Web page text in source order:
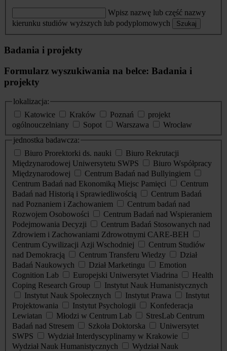
Wpisz nazwę lub część nazwy
kierunku studiów wyższych lub podyplomowych
Szukaj
Badania i projekty
Formularz wyszukiwania na belce: Badania i
projekty
lokalizacja:
Katowice
Kraków Poznań
projekt
ogólnouczelniany
Sopot Warszawa
Wrocław
jednostka badawcza:
Biuro Prorektorki ds. nauki
Biuro Rekrutacji
Międzynarodowej Uniwersytetu SWPS
Biuro Współpracy
Międzynarodowej
Centrum Badań nad Bullyingiem
Centrum Badań nad Ekonomiką Miejsc Pamięci
Centrum
Badań nad Historią i Sprawiedliwością
Centrum Badań
nad Poznaniem i Zachowaniem
Centrum badań nad
Rozwojem Osobowości
Centrum Badań nad Wspieraniem
Podejmowania Decyzji
Centrum Badań Stosowanych nad
Zdrowiem i Zachowaniami Zdrowotnymi CARE-BEH
Centrum Cywilizacji Azji Wschodniej
Centrum Studiów
nad Demokracją
Centrum Transferu Wiedzy
Dział
Badań Naukowych
Dział Marketingu
Emotion
Cognition Lab
Europejski Uniwersytet Viadrina
Health
Coping Research Group
Instytut Nauk Humanistycznych
Instytut Nauk Społecznych
Instytut Prawa
Instytut
Projektowania
Instytut Psychologii
Konfederacja
Lewiatan
Młodzi w Centrum Lab
StresLab Centrum
Badań nad Stresem
Szkoła Doktorska
Uniwersytet
SWPS
Wydział Interdyscyplinarny w Krakowie
Wydział Nauk Humanistycznych
Wydział Nauk